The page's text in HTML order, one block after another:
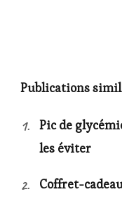
Publications
Pic de
les éviter
Coffret-